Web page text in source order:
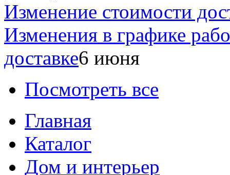
Изменение стоимости
Изменения в графике
доставке6 июня
Посмотреть все
Главная
Каталог
Дом и интерьер